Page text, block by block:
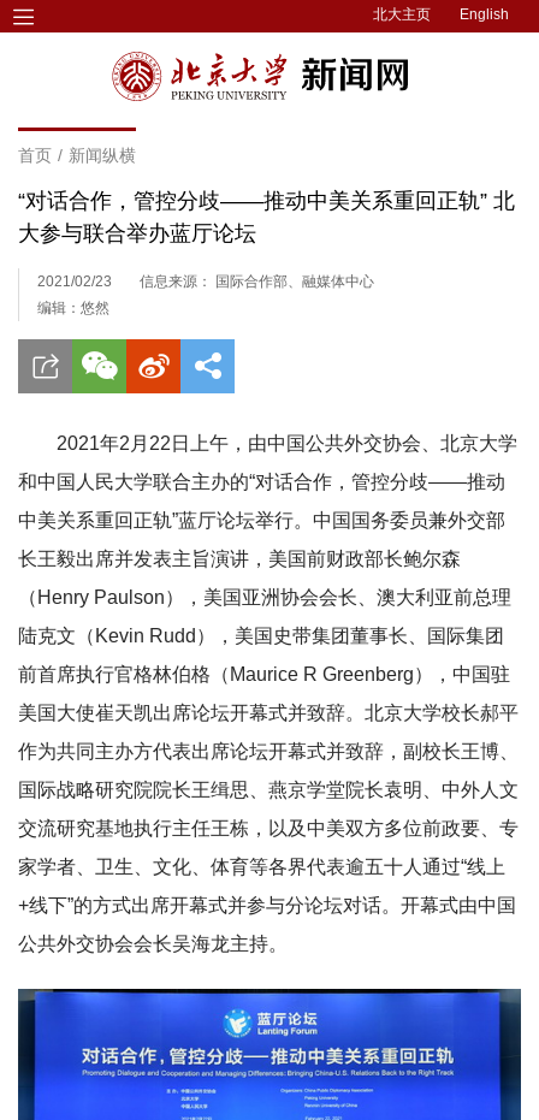
北大主页 English
首页 / 新闻纵横
“对话合作，管控分歧——推动中美关系重回正轨” 北
大参与联合举办蓝厅论坛
2021/02/23
信息来源： 国际合作部、融媒体中心
编辑：悠然
2021年2月22日上午，由中国公共外交协会、北京大学
和中国人民大学联合主办的“对话合作，管控分歧——推动
中美关系重回正轨”蓝厅论坛举行。中国国务委员兼外交部
长王毅出席并发表主旨演讲，美国前财政部长鲍尔森
（Henry Paulson），美国亚洲协会会长、澳大利亚前总理
陆克文（Kevin Rudd），美国史带集团董事长、国际集团
前首席执行官格林伯格（Maurice R Greenberg），中国驻
美国大使崔天凯出席论坛开幕式并致辞。北京大学校长郝平
作为共同主办方代表出席论坛开幕式并致辞，副校长王博、
国际战略研究院院长王缉思、燕京学堂院长袁明、中外人文
交流研究基地执行主任王栋，以及中美双方多位前政要、专
家学者、卫生、文化、体育等各界代表逾五十人通过“线上
+线下”的方式出席开幕式并参与分论坛对话。开幕式由中国
公共外交协会会长吴海龙主持。